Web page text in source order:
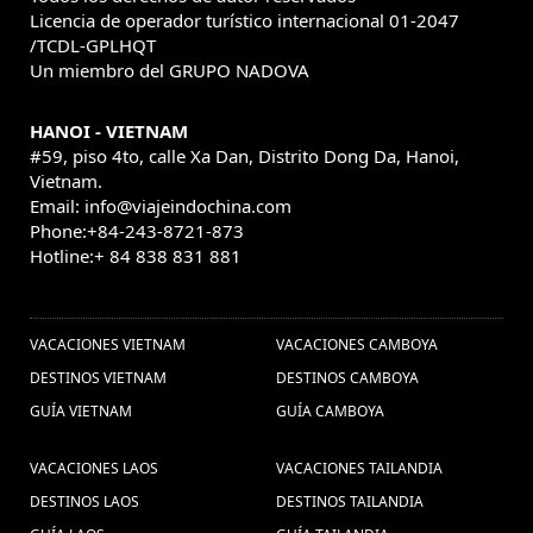
hanoi (1) ,casco antiguo de Hanoi (1) ,
Vietnam Gran Premio (1) , Descubrir Laos (8) ,
Viajar en el Sudeste asiático (1) ,
baratos vietnam (20) ,viajar a
myanmar (28) ,
Vietnam (2) ,Viajes a Vietnam en
Vietnam Gran Premio (1) ,
familia a Camboya (1) ,
viaje de familiar en
Vietnam (1) ,
Viajes en familia a
Camboya (3) ,
Descubrir Vietnam (26) ,Viajes
Rutas Vietnam (1) ,
viajar vietname (1) ,
Licencia de operador turístico internacional 01-2047
/TCDL-GPLHQT
Un miembro del GRUPO NADOVA
HANOI - VIETNAM
#59, piso 4to, calle Xa Dan, Distrito Dong Da, Hanoi,
Vietnam.
Email: info@viajeindochina.com
Phone:+84-243-8721-873
Hotline:+ 84 838 831 881
VACACIONES VIETNAM
DESTINOS VIETNAM
GUÍA VIETNAM
VACACIONES CAMBOYA
DESTINOS CAMBOYA
GUÍA CAMBOYA
VACACIONES LAOS
DESTINOS LAOS
VACACIONES TAILANDIA
DESTINOS TAILANDIA